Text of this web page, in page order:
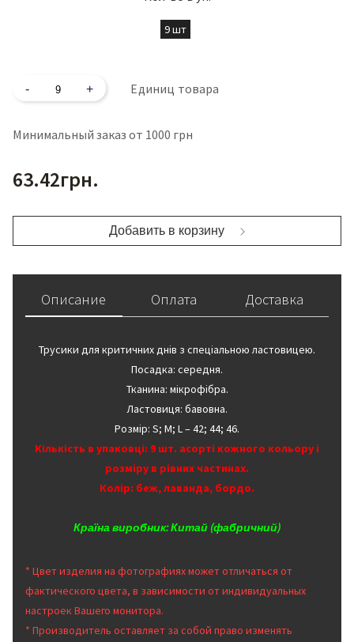
9 шт
Количество Единиц товара
Минимальный заказ от 1000 грн
63.42грн.
Добавить в корзину
Описание Оплата Доставка
Трусики для критичних днів з спеціальною ластовицею.
Посадка: середня.
Тканина: мікрофібра.
Ластовиця: бавовна.
Розмір: S; M; L – 42; 44; 46.
Кількість в упаковці: 9 шт. асорті кожного кольору і
розміру в рівних частинах.
Колір: беж, лаванда, бордо.
Країна виробник: Китай (фабричний)
* Цвет изделия на фотографиях может отличаться от
фактического цвета, в зависимости от индивидуальных
настроек Вашего монитора.
* Производитель оставляет за собой право изменять